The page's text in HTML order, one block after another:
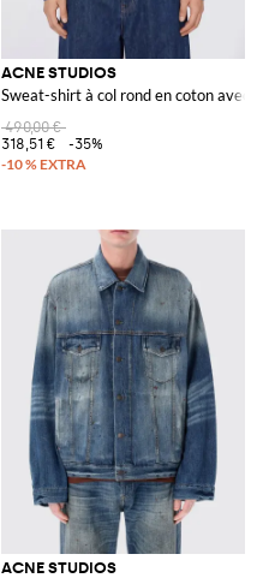
ACNE STUDIOS
Sweat-shirt à col rond en coton avec
490,00 €
318,51 €
-35%
ACNE STUDIOS